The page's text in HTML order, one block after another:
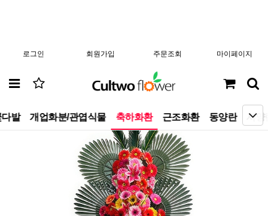
로그인 회원가입 주문조회 마이페이지
발 개업화분/관엽식물 축하화환 근조화환 동양란 서양